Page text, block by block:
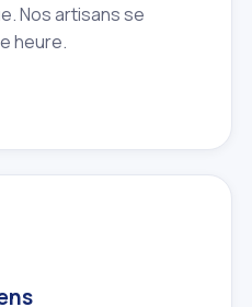
Nos artisans se
heure.